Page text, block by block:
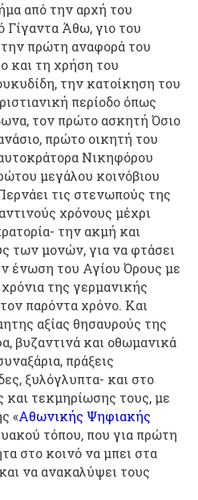
από την αρχή του
Γίγαντα Άθω, γιο του
πρώτη αναφορά του
και τη χρήση του
την κατοίκηση του
περίοδο όπως
τον πρώτο ασκητή Όσιο
πρώτο οικητή του
Νικηφόρου
μεγάλου κοινόβιου
τις στενωπούς της
χρόνους μέχρι
την ακμή και
των μονών, για να φτάσει
ένωση του Αγίου Όρους με
της γερμανικής
παρόντα χρόνο. Και
αξίας θησαυρούς της
βυζαντινά και οθωμανικά
πράξεις
ξυλόγλυπτα- και στο
και τεκμηρίωσης τους, με
«Αθωνικής Ψηφιακής
τόπου, που για πρώτη
στο κοινό να μπει στα
να ανακαλύψει τους